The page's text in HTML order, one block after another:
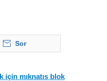
Sor
için mıknatıs blok